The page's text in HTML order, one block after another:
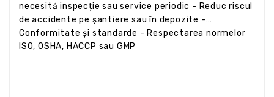
necesită inspecție sau service periodic - Reduc riscul
de accidente pe șantiere sau în depozite -
Conformitate și standarde - Respectarea normelor
ISO, OSHA, HACCP sau GMP